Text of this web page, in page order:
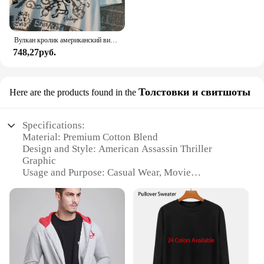
Вулкан кролик американский винтажный мультяшный принт из чистого хлопка с короткими рукавами футболка для мужчин и женщин модная свободная универсальная футболка для пар
748,27руб.
Here are the products found in the Толстовки и свитшоты
Specifications:
Material: Premium Cotton Blend
Design and Style: American Assassin Thriller
Graphic
Usage and Purpose: Casual Wear, Movie
Performance and Property: Soft Touch, Comfortable
Shape or Size: Standard Sweatshirt and Hoodie
Sizes
Parts and Accessories: None